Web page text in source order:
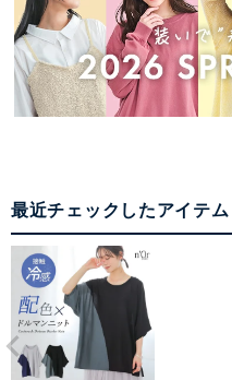
最近チェックしたアイテム